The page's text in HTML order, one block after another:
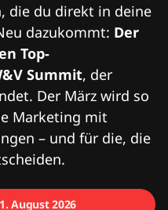
die du direkt in deine
dazukommt: Der
Top-
Summit, der
Der März wird so
Marketing mit
– und für die, die
August 2026